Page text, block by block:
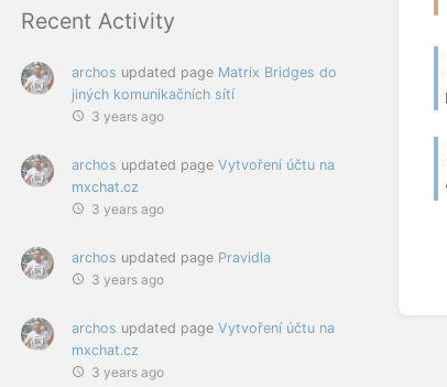
Recent Activity
archos updated page Matrix Bridges do
jiných komunikačních sítí
3 years ago
archos updated page Vytvoření účtu na
mxchat.cz
3 years ago
archos updated page Pravidla
3 years ago
archos updated page Vytvoření účtu na
mxchat.cz
3 years ago